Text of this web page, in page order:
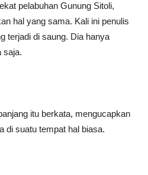
pelabuhan Gunung Sitoli,
hal yang sama. Kali ini penulis
terjadi di saung. Dia hanya
saja.
itu berkata, mengucapkan
di suatu tempat hal biasa.